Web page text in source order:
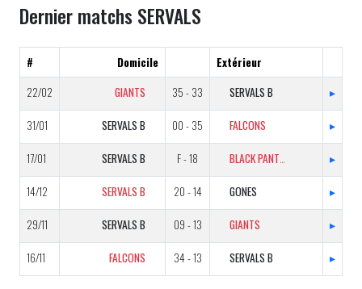
Dernier matchs SERVALS
# Domicile
Extérieur
22/02
GIANTS 35 - 33 SERVALS B ▸
31/01 SERVALS B 00 - 35 FALCONS ▸
17/01 SERVALS B F - 18 BLACK PANTHERS B ▸
14/12 SERVALS B 20 - 14 GONES ▸
29/11 SERVALS B 09 - 13 GIANTS ▸
16/11 FALCONS 34 - 13 SERVALS B ▸